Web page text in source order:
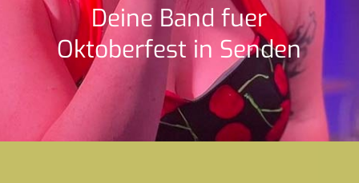
Deine Band fuer
Oktoberfest in Senden